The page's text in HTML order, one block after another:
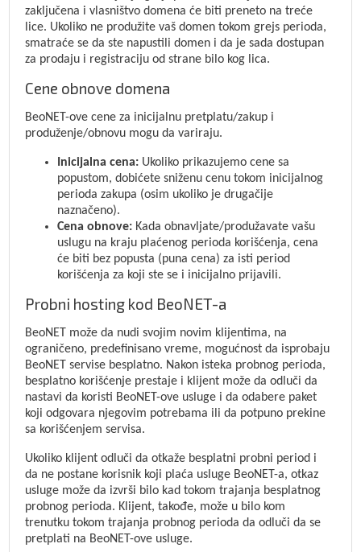
zaključena i vlasništvo domena će biti preneto na treće
lice. Ukoliko ne produžite vaš domen tokom grejs perioda,
smatraće se da ste napustili domen i da je sada dostupan
za prodaju i registraciju od strane bilo kog lica.
Cene obnove domena
BeoNET-ove cene za inicijalnu pretplatu/zakup i
produženje/obnovu mogu da variraju.
Inicijalna cena: Ukoliko prikazujemo cene sa
popustom, dobićete sniženu cenu tokom inicijalnog
perioda zakupa (osim ukoliko je drugačije
naznačeno).
Cena obnove: Kada obnavljate/produžavate vašu
uslugu na kraju plaćenog perioda korišćenja, cena
će biti bez popusta (puna cena) za isti period
korišćenja za koji ste se i inicijalno prijavili.
Probni hosting kod BeoNET-a
BeoNET može da nudi svojim novim klijentima, na
ograničeno, predefinisano vreme, mogućnost da isprobaju
BeoNET servise besplatno. Nakon isteka probnog perioda,
besplatno korišćenje prestaje i klijent može da odluči da
nastavi da koristi BeoNET-ove usluge i da odabere paket
koji odgovara njegovim potrebama ili da potpuno prekine
sa korišćenjem servisa.
Ukoliko klijent odluči da otkaže besplatni probni period i
da ne postane korisnik koji plaća usluge BeoNET-a, otkaz
usluge može da izvrši bilo kad tokom trajanja besplatnog
probnog perioda. Klijent, takođe, može u bilo kom
trenutku tokom trajanja probnog perioda da odluči da se
pretplati na BeoNET-ove usluge.